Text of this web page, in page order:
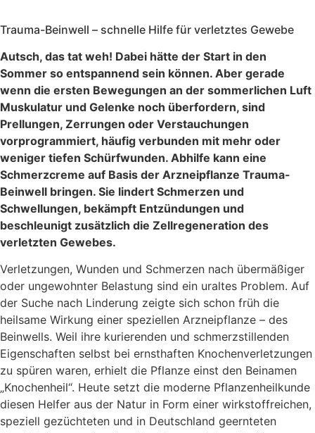
Trauma-Beinwell – schnelle Hilfe für verletztes Gewebe
Autsch, das tat weh! Dabei hätte der Start in den
Sommer so entspannend sein können. Aber gerade
wenn die ersten Bewegungen an der sommerlichen Luft
Muskulatur und Gelenke noch überfordern, sind
Prellungen, Zerrungen oder Verstauchungen
vorprogrammiert, häufig verbunden mit mehr oder
weniger tiefen Schürfwunden. Abhilfe kann eine
Schmerzcreme auf Basis der Arzneipflanze Trauma-
Beinwell bringen. Sie lindert Schmerzen und
Schwellungen, bekämpft Entzündungen und
beschleunigt zusätzlich die Zellregeneration des
verletzten Gewebes.
Verletzungen, Wunden und Schmerzen nach übermäßiger
oder ungewohnter Belastung sind ein uraltes Problem. Auf
der Suche nach Linderung zeigte sich schon früh die
heilsame Wirkung einer speziellen Arzneipflanze – des
Beinwells. Weil ihre kurierenden und schmerzstillenden
Eigenschaften selbst bei ernsthaften Knochenverletzungen
zu spüren waren, erhielt die Pflanze einst den Beinamen
„Knochenheil“. Heute setzt die moderne Pflanzenheilkunde
diesen Helfer aus der Natur in Form einer wirkstoffreichen,
speziell gezüchteten und in Deutschland geernteten